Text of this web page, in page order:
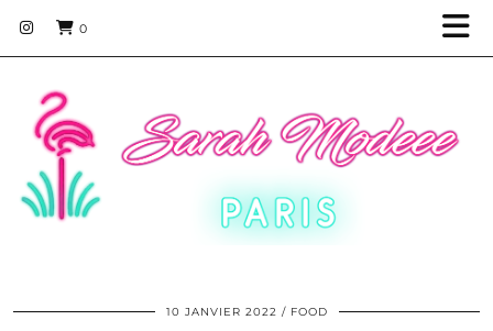
0
10 JANVIER 2022 FOOD